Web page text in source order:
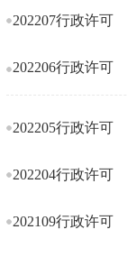
202207行政许可
202206行政许可
202205行政许可
202204行政许可
202109行政许可